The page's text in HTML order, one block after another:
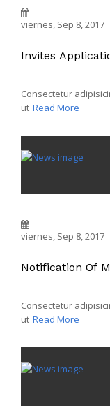
viernes, Sep 8, 2017
Invites
Consectetur
ut Read More
viernes, Sep 8, 2017
Notification Of
Consectetur
ut Read More